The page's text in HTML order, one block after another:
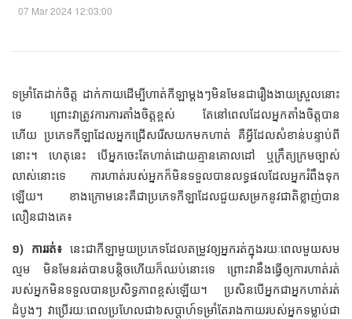
07 Mar 2024 12:03:00
ទម្រាំតែដាក់ចិត្ត ដាក់កាយដើម្បីហាត់កីឡាម្ដងៗមិនមែនជារឿងងាយស្រួលនោះ
ទេ ព្រោះវាត្រូវការការតាំងចិត្តខ្ពស់ តែនៅពេលដែលអ្នកតាំងចិត្តបាន
ហើយ ប្រភេទកីឡាដែលអ្នកជ្រើសរើសយកមកហាត់ គឺអ្វីដែលសំខាន់បន្ទាប់ពី
នោះ។ ហេតុនេះ បើអ្នកចេះតែហាត់ដោយគ្មានគោលដៅ ឬក្រឹត្យក្រមច្បាស់
លាស់នោះទេ ការហាត់របស់អ្នកក៏មិនទទួលបានលទ្ធផលដែលអ្នករំពឹងទុក
ឡើយ។ ខាងក្រោមនេះគឺជាប្រភេទកីឡាដែលជួយសម្រកនូវជាតិខ្លាញ់បាន
លឿនជាងគេ៖
១) ការរត់៖ នេះជាកីឡាមួយប្រភេទដែលតម្រូវឲ្យអ្នករត់ក្នុងរយៈពេលមួយសម
ល្មម មិនមែនរត់បានបន្តិចហើយក៏ឈប់នោះទេ ព្រោះវានឹងធ្វើឲ្យការហាត់រត់
របស់អ្នកមិនទទួលបានប្រសិទ្ធភាពខ្ពស់ឡើយ។ ប្រសិនបើអ្នកជាអ្នកហាត់រត់
ដំបូងៗ វាប្រើរយៈពេលប្រហែលជា៦សប្ដាហ៍ទម្រាំតែរាងកាយរបស់អ្នកទម្លាប់ជា